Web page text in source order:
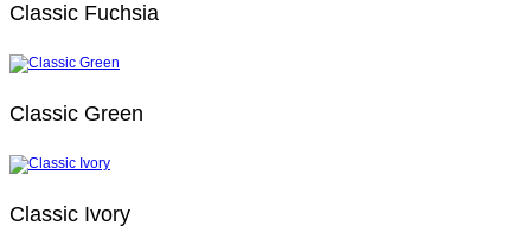
Classic Fuchsia
Classic Green
Classic Ivory